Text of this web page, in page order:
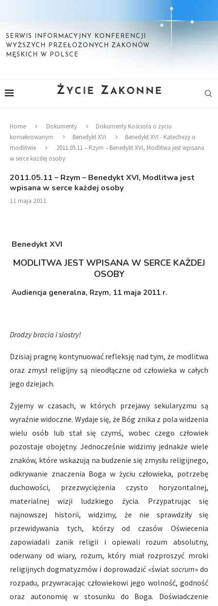
SERWIS INFORMACYJNY KONFERENCJI
WYŻSZYCH PRZEŁOŻONYCH ZAKONÓW
MĘSKICH W POLSCE
Home Dokumenty
Dokumenty Kościoła o życiu
konsekrowanym
Benedykt XVI
Benedykt XVI - Katechezy o
modlitwie
2011.05.11 – Rzym – Benedykt XVI, Modlitwa jest wpisana
w serce każdej osoby
2011.05.11 – Rzym – Benedykt XVI, Modlitwa jest
wpisana w serce każdej osoby
11 maja 2011
Benedykt XVI
MODLITWA JEST WPISANA W SERCE KAŻDEJ
OSOBY
Audiencja generalna, Rzym, 11 maja 2011 r.
Drodzy bracia i siostry!
Dzisiaj pragnę kontynuować refleksję nad tym, że modlitwa
oraz zmysł religijny są nieodłączne od człowieka w całych
jego dziejach.
Żyjemy w czasach, w których przejawy sekularyzmu są
wyraźnie widoczne. Wydaje się, że Bóg znika z pola widzenia
wielu osób lub stał się czymś, wobec czego człowiek
pozostaje obojętny. Jednocześnie widzimy jednakże wiele
znaków, które wskazują na budzenie się zmysłu religijnego,
odkrywanie znaczenia Boga w życiu człowieka, potrzebę
duchowości, przezwyciężenia czysto horyzontalnej,
materialnej wizji ludzkiego życia. Przypatrując się
najnowszej historii, widzimy, że nie sprawdziły się
przewidywania tych, którzy od czasów Oświecenia
zapowiadali zanik religii i opiewali rozum absolutny,
oderwany od wiary, rozum, który miał rozproszyć mroki
religijnych dogmatyzmów i doprowadzić «świat sacrum» do
rozpadu, przywracając człowiekowi jego wolność, godność
oraz autonomię w stosunku do Boga. Doświadczenie